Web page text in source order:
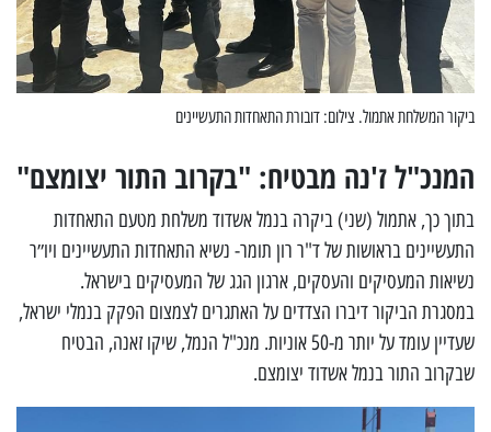
ביקור המשלחת אתמול. צילום: דובורת התאחדות התעשיינים
המנכ"ל ז'נה מבטיח: "בקרוב התור יצומצם"
בתוך כך, אתמול (שני) ביקרה בנמל אשדוד משלחת מטעם התאחדות
התעשיינים בראושות של ד"ר רון תומר- נשיא התאחדות התעשיינים ויו״ר
נשיאות המעסיקים והעסקים, ארגון הגג של המעסיקים בישראל.
במסגרת הביקור דיברו הצדדים על האתגרים לצמצום הפקק בנמלי ישראל,
שעדיין עומד על יותר מ-50 אוניות. מנכ"ל הנמל, שיקו זאנה, הבטיח
שבקרוב התור בנמל אשדוד יצומצם.